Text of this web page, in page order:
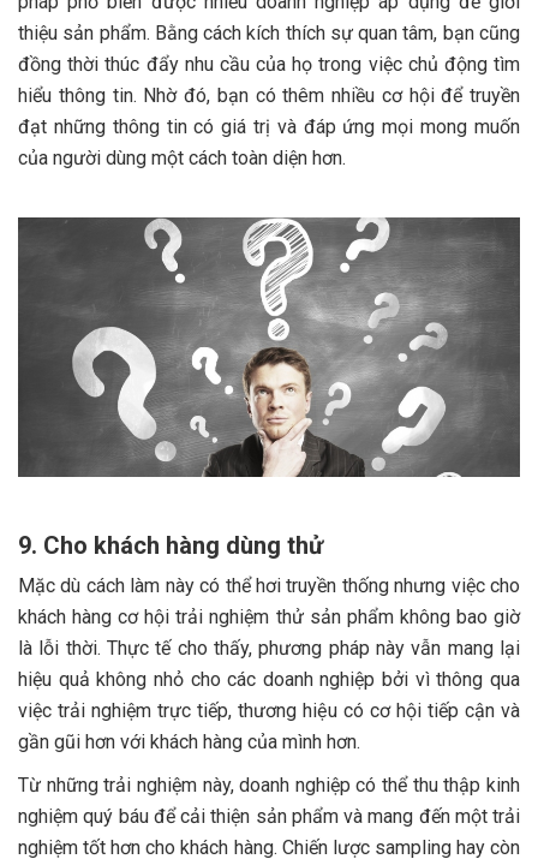
thiệu sản phẩm. Bằng cách kích thích sự quan tâm, bạn cũng
đồng thời thúc đẩy nhu cầu của họ trong việc chủ động tìm
hiểu thông tin. Nhờ đó, bạn có thêm nhiều cơ hội để truyền
đạt những thông tin có giá trị và đáp ứng mọi mong muốn
của người dùng một cách toàn diện hơn.
9. Cho khách hàng dùng thử
Mặc dù cách làm này có thể hơi truyền thống nhưng việc cho
khách hàng cơ hội trải nghiệm thử sản phẩm không bao giờ
là lỗi thời. Thực tế cho thấy, phương pháp này vẫn mang lại
hiệu quả không nhỏ cho các doanh nghiệp bởi vì thông qua
việc trải nghiệm trực tiếp, thương hiệu có cơ hội tiếp cận và
gần gũi hơn với khách hàng của mình hơn.
Từ những trải nghiệm này, doanh nghiệp có thể thu thập kinh
nghiệm quý báu để cải thiện sản phẩm và mang đến một trải
nghiệm tốt hơn cho khách hàng. Chiến lược sampling hay còn